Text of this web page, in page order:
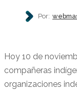
Por:
Hoy 10 de
compañeras
organizaciones